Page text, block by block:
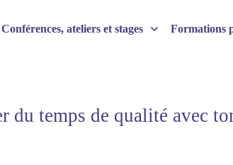
Conférences, ateliers et stages Formations
du temps de qualité avec